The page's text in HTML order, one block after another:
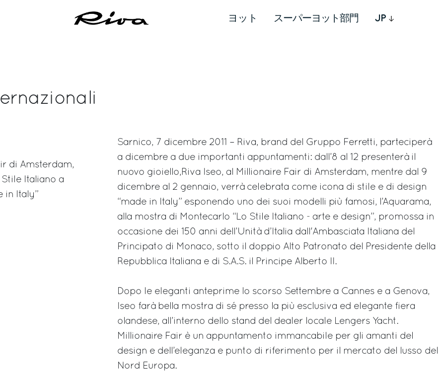
ヨット スーパーヨット部門 JP
di Amsterdam,
Italiano a
in Italy”
Sarnico, 7 dicembre 2011 – Riva, brand del Gruppo Ferretti, parteciperà
a dicembre a due importanti appuntamenti: dall’8 al 12 presenterà il
nuovo gioiello,Riva Iseo, al Millionaire Fair di Amsterdam, mentre dal 9
dicembre al 2 gennaio, verrà celebrata come icona di stile e di design
“made in Italy” esponendo uno dei suoi modelli più famosi, l’Aquarama,
alla mostra di Montecarlo “Lo Stile Italiano - arte e design”, promossa in
occasione dei 150 anni dell’Unità d’Italia dall'Ambasciata Italiana del
Principato di Monaco, sotto il doppio Alto Patronato del Presidente della
Repubblica Italiana e di S.A.S. il Principe Alberto II.
Dopo le eleganti anteprime lo scorso Settembre a Cannes e a Genova,
Iseo farà bella mostra di sé presso la più esclusiva ed elegante fiera
olandese, all’interno dello stand del dealer locale Lengers Yacht.
Millionaire Fair è un appuntamento immancabile per gli amanti del
design e dell’eleganza e punto di riferimento per il mercato del lusso del
Nord Europa.